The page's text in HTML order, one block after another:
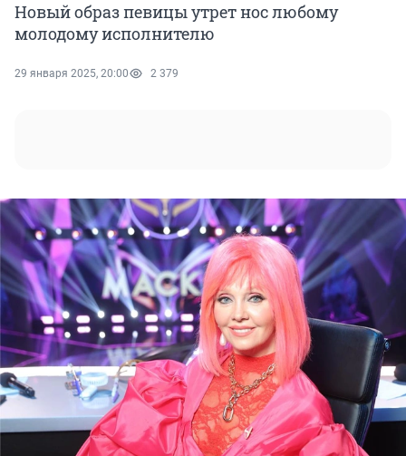
Новый образ певицы утрет нос любому
молодому исполнителю
29 января 2025, 20:00 2 379